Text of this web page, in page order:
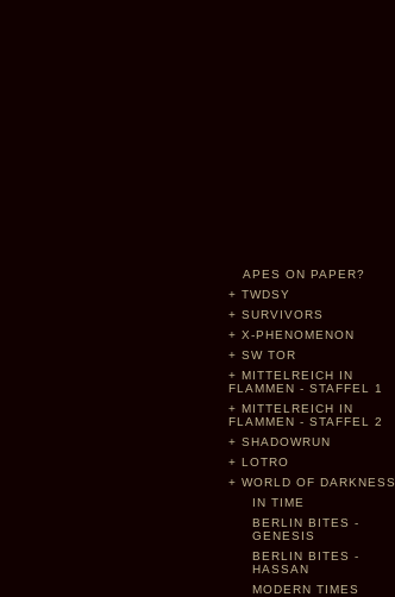
APES ON PAPER?
+ TWDSY
+ SURVIVORS
+ X-PHENOMENON
+ SW TOR
+ MITTELREICH IN
FLAMMEN - STAFFEL 1
+ MITTELREICH IN
FLAMMEN - STAFFEL 2
+ SHADOWRUN
+ LOTRO
+ WORLD OF DARKNESS
IN TIME
BERLIN BITES -
GENESIS
BERLIN BITES -
HASSAN
MODERN TIMES